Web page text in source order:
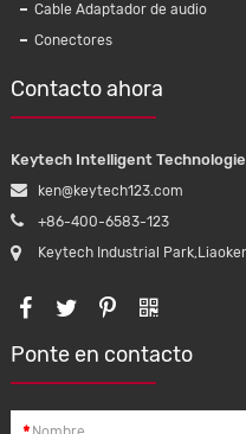
cable
Arnés de
inyector de
cableado de
Cable Adaptador de audio
Conectores
Contacto ahora
Keytech Intelligent
ken@keytech123.com
+86-400-6583-123
Keytech Industrial
Ponte en contacto